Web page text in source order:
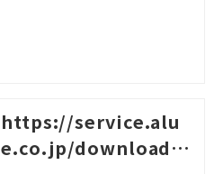
https://service.alu
e.co.jp/download/2